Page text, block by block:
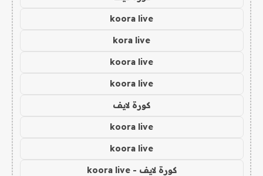
koora live
kora live
koora live
koora live
كورة لايف
koora live
koora live
كورة لايف - koora live